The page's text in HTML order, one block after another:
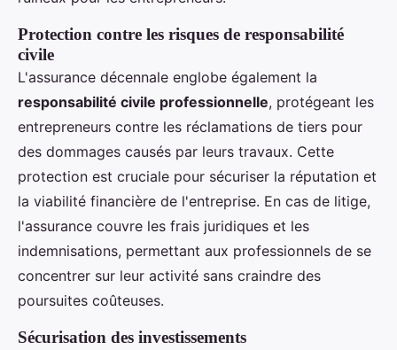
Protection contre les risques de responsabilité
civile
L'assurance décennale englobe également la
responsabilité civile professionnelle, protégeant les
entrepreneurs contre les réclamations de tiers pour
des dommages causés par leurs travaux. Cette
protection est cruciale pour sécuriser la réputation et
la viabilité financière de l'entreprise. En cas de litige,
l'assurance couvre les frais juridiques et les
indemnisations, permettant aux professionnels de se
concentrer sur leur activité sans craindre des
poursuites coûteuses.
Sécurisation des investissements